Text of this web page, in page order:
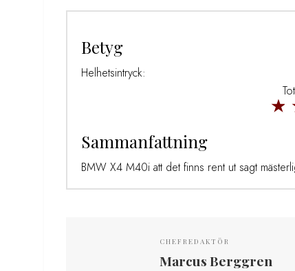
Betyg
Helhetsintryck:
Sammanfattning
BMW X4 M40i att det finns rent ut sagt
CHEFREDAKTÖR
Marcus Berggren